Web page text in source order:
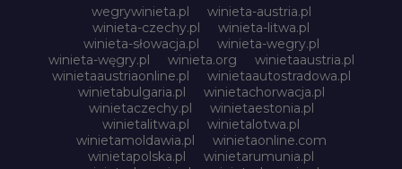
wegrywinieta.pl
winieta-austria.pl
winieta-czechy.pl
winieta-litwa.pl
winieta-słowacja.pl
winieta-wegry.pl
winieta-węgry.pl
winieta.org
winietaaustria.pl
winietaaustriaonline.pl
winietaautostradowa.pl
winietabulgaria.pl
winietachorwacja.pl
winietaczechy.pl
winietaestonia.pl
winietalitwa.pl
winietalotwa.pl
winietamoldawia.pl
winietaonline.com
winietapolska.pl
winietarumunia.pl